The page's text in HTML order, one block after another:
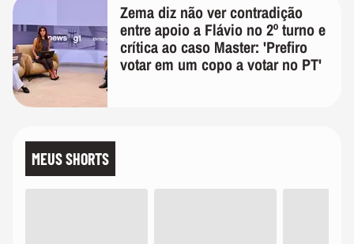
Zema diz não ver contradição
entre apoio a Flávio no 2º turno e
crítica ao caso Master: 'Prefiro
votar em um copo a votar no PT'
MEUS SHORTS